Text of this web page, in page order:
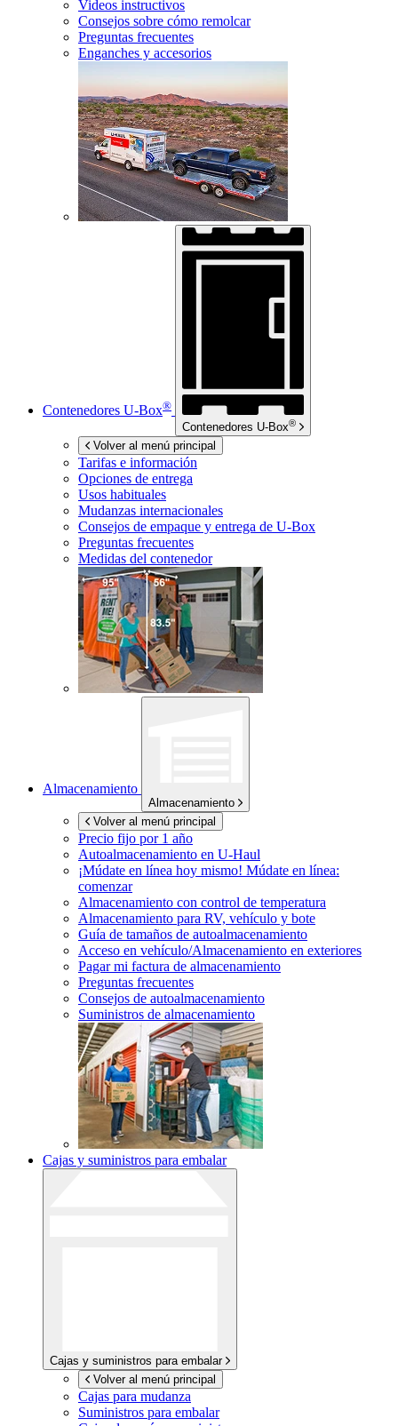
Videos instructivos
Consejos sobre cómo remolcar
Preguntas frecuentes
Enganches y accesorios
Contenedores U-Box®
Contenedores U-Box®
Volver al menú principal
Tarifas e información
Opciones de entrega
Usos habituales
Mudanzas internacionales
Consejos de empaque y entrega de U-Box
Preguntas frecuentes
Medidas del contenedor
Almacenamiento
Almacenamiento
Volver al menú principal
Precio fijo por 1 año
Autoalmacenamiento en U-Haul
¡Múdate en línea hoy mismo! Múdate en línea:
comenzar
Almacenamiento con control de temperatura
Almacenamiento para RV, vehículo y bote
Guía de tamaños de autoalmacenamiento
Acceso en vehículo/Almacenamiento en exteriores
Pagar mi factura de almacenamiento
Preguntas frecuentes
Consejos de autoalmacenamiento
Suministros de almacenamiento
Cajas y suministros para embalar
Cajas y suministros para embalar
Volver al menú principal
Cajas para mudanza
Suministros para embalar